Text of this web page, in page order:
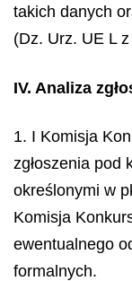
takich danych
(Dz. Urz. UE L
IV. Analiza
1. I Komisja
zgłoszenia pod
określonymi w
Komisja
ewentualnego
formalnych.